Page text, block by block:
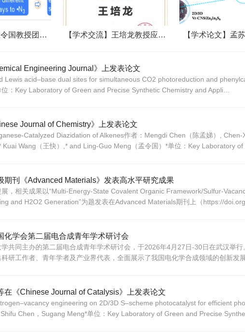
令国教授团… 【学术交流】王培龙教授应… 【学术论文】孟
Engineering Journal》上发表论文
Lewis acid–base dual sites for simultaneous CO2 photoreduction and
：Key Laboratory of Green and Precise Synthetic Chemistry and Appli…
Journal of Chemistry》上发表论文
Catalyzed Diazidation of Alkenes作者：Mengdi Chen（陈孟娣）,
Wang（王快）,* and Ling-Guo Meng（孟令国）*单位：Key Laboratory
期刊《Advanced Materials》发表高水平研究成果
，相关成果以“Multi-Energy-State Covalent Organic Framework/Sulfur-
and H2O2 Generation”为题发表在Advanced Materials期刊上（https://
化学会第二届电合成青年学术研讨会
共同主办的第二届电合成青年学术研讨会，于2026年4月27日-30日在武汉举
研工作者、青年学者及产业界代表，全面展示了我国电化学合成领域的创新发
在《Chinese Journal of Catalysis》上发表论文
engineering on 2D/3D S–scheme photocatalyst for efficient
Chen，Sugang Meng*单位：Key Laboratory of Green and Precise